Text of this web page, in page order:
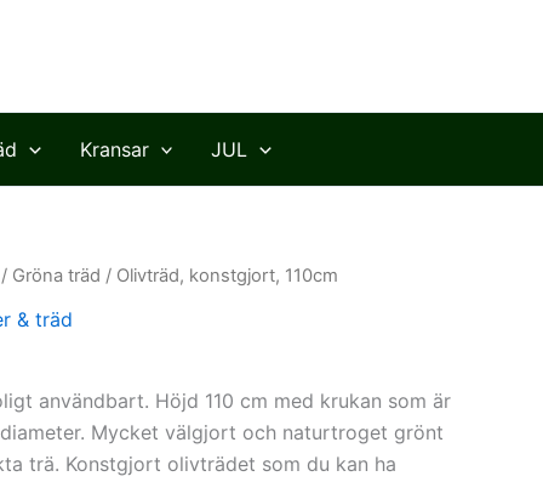
Kransar JUL
/ Gröna träd / Olivträd, konstgjort, 110cm
& träd
användbart. Höjd 110 cm med krukan som är
Mycket välgjort och naturtroget grönt
trä. Konstgjort olivträdet som du kan ha